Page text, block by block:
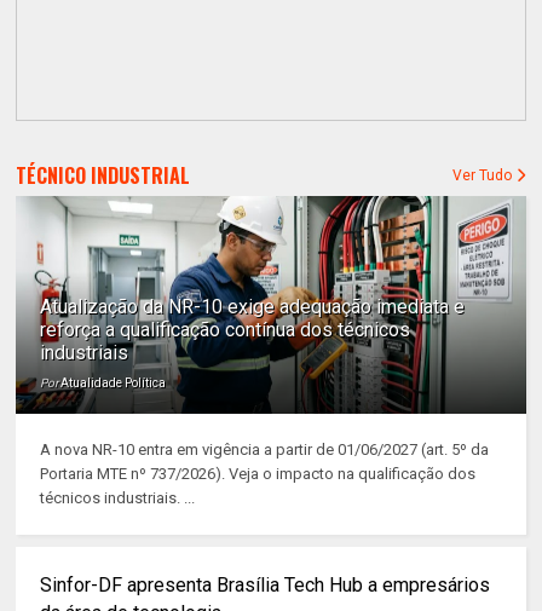
TÉCNICO INDUSTRIAL Ver Tudo
Atualização da NR-10 exige adequação imediata e
reforça a qualificação contínua dos técnicos
industriais
PorAtualidade Política
A nova NR-10 entra em vigência a partir de 01/06/2027 (art. 5º da
Portaria MTE nº 737/2026). Veja o impacto na qualificação dos
técnicos industriais. ...
Sinfor-DF apresenta Brasília Tech Hub a empresários